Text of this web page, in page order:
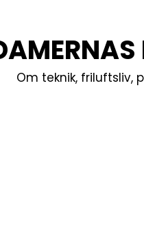
Om teknik, friluftsliv,